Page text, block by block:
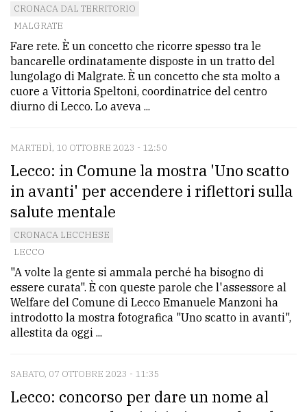
CRONACA DAL TERRITORIO
MALGRATE
Fare rete. È un concetto che ricorre spesso tra le
bancarelle ordinatamente disposte in un tratto del
lungolago di Malgrate. È un concetto che sta molto a
cuore a Vittoria Speltoni, coordinatrice del centro
diurno di Lecco. Lo aveva ...
MARTEDÌ, 10 OTTOBRE 2023 - 12:50
Lecco: in Comune la mostra 'Uno scatto
in avanti' per accendere i riflettori sulla
salute mentale
CRONACA LECCHESE
LECCO
"A volte la gente si ammala perché ha bisogno di
essere curata". È con queste parole che l'assessore al
Welfare del Comune di Lecco Emanuele Manzoni ha
introdotto la mostra fotografica "Uno scatto in avanti",
allestita da oggi ...
SABATO, 07 OTTOBRE 2023 - 11:35
Lecco: concorso per dare un nome al